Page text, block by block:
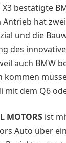
bestätigte
hat
und die
des
auch BMW
kommen
mit dem Q6
MOTORS ist
Auto über